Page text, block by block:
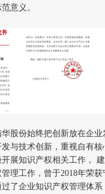
意义。
股份始终把创新放在企
与技术创新，重视自有
展知识产权相关工作，
理工作，曾于2018年荣
了企业知识产权管理体系